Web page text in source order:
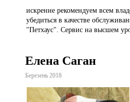
искренне рекомендуем всем
убедиться в качестве
"Петхаус". Сервис на высшем
Елена Саган
Березень 2018